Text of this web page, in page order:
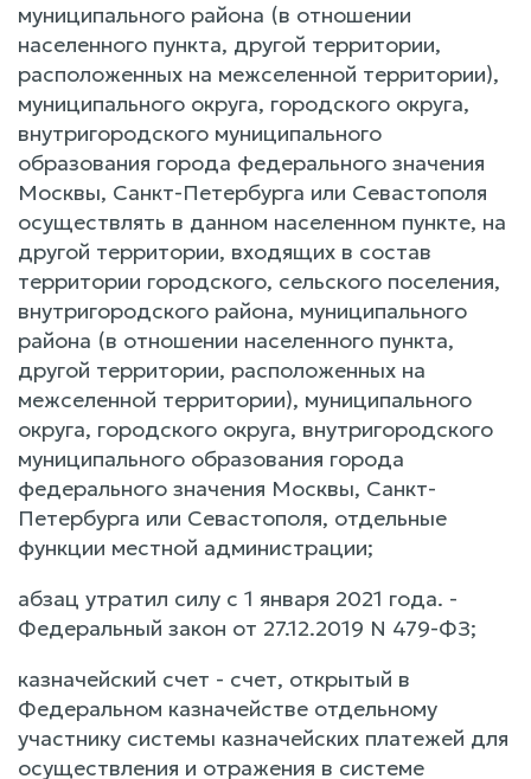
муниципального района (в отношении
населенного пункта, другой территории,
расположенных на межселенной территории),
муниципального округа, городского округа,
внутригородского муниципального
образования города федерального значения
Москвы, Санкт-Петербурга или Севастополя
осуществлять в данном населенном пункте, на
другой территории, входящих в состав
территории городского, сельского поселения,
внутригородского района, муниципального
района (в отношении населенного пункта,
другой территории, расположенных на
межселенной территории), муниципального
округа, городского округа, внутригородского
муниципального образования города
федерального значения Москвы, Санкт-
Петербурга или Севастополя, отдельные
функции местной администрации;
абзац утратил силу с 1 января 2021 года. -
Федеральный закон от 27.12.2019 N 479-ФЗ;
казначейский счет - счет, открытый в
Федеральном казначействе отдельному
участнику системы казначейских платежей для
осуществления и отражения в системе